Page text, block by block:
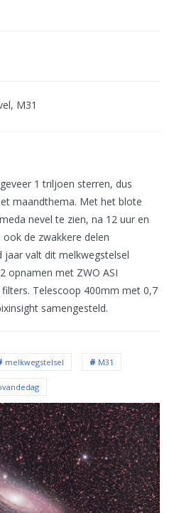
M31
1 triljoen sterren, dus
maandthema. Met het blote
nevel te zien, na 12 uur en
de zwakkere delen
valt dit melkwegstelsel
opnamen met ZWO ASI
Telescoop 400mm met 0,7
samengesteld.
melkwegstelsel M31